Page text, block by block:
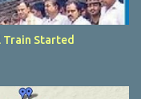
Train Started